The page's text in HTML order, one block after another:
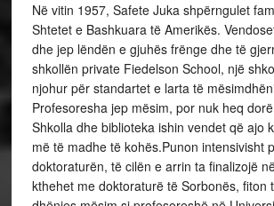
Në vitin 1957, Safete Juka shpërngulet
Shtetet e Bashkuara të Amerikës.
dhe jep lëndën e gjuhës frënge dhe të
shkollën private Fiedelson School, një
njohur për standartet e larta të
Profesoresha jep mësim, por nuk heq
Shkolla dhe biblioteka ishin vendet që ajo
më të madhe të kohës.Punon intensivisht
doktoraturën, të cilën e arrin ta finalizojë
kthehet me doktoraturë të Sorbonës, fiton